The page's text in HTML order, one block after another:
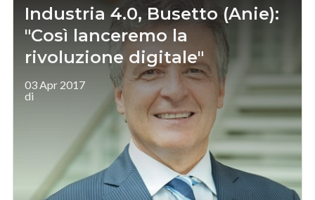
Industria 4.0, Busetto (Anie):
"Così lanceremo la
rivoluzione digitale"
03 Apr 2017
di